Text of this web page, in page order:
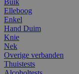
Elleboog
Enkel
Hand Duim
Knie
Nek
Overige verbanden
Thuistests